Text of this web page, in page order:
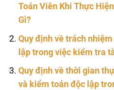
Toán Viên Khi Thực
Gì?
Quy định về trách
lập trong việc kiểm tra
Quy định về thời gian
và kiểm toán độc lập